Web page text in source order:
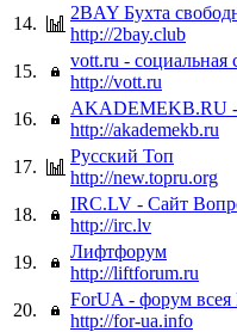
14.
2BAY Бухта
http://2bay.club
15.
vott.ru - социальная
http://vott.ru
16.
AKADEMEKB.RU -
http://akademekb.ru
17.
Русский Топ
http://new.topru.org
18.
IRC.LV - Сайт
http://irc.lv
19.
Лифтфорум
http://liftforum.ru
20.
ForUA - форум
http://for-ua.info